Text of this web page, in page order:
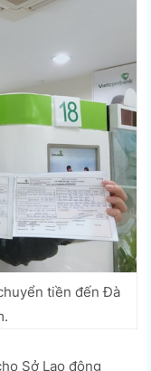
tiền đến Đà
Sở Lao động